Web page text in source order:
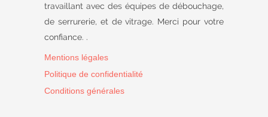
travaillant avec des équipes de débouchage,
de serrurerie, et de vitrage. Merci pour votre
confiance. .
Mentions légales
Politique de confidentialité
Conditions générales